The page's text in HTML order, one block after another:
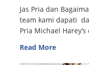
Jas Pria dan
team kami dapati
Pria Michael
Read More